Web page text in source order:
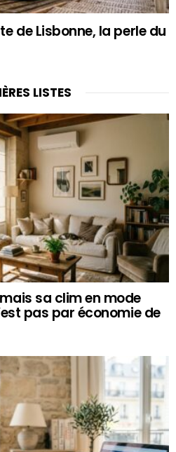
de Lisbonne, la perle du
LISTES
sa clim en mode
pas par économie de